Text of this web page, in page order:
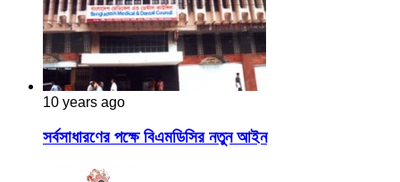
10 years ago
সর্বসাধারণের পক্ষে বিএমডিসির নতুন আইন